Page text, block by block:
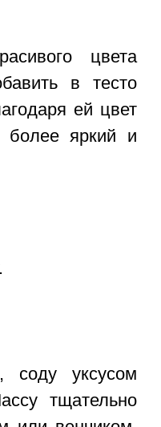
цвета
в тесто
ей цвет
более яркий и
соду уксусом
тщательно